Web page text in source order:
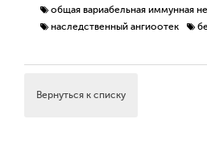
общая вариабельная иммунная
наследственный ангиоотек
Вернуться к списку